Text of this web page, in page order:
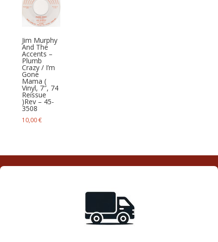
Jim Murphy
And The
Accents –
Plumb
Crazy / I’m
Gone
Mama (
Vinyl, 7″, 74
Reissue
)Rev – 45-
3508
10,00€